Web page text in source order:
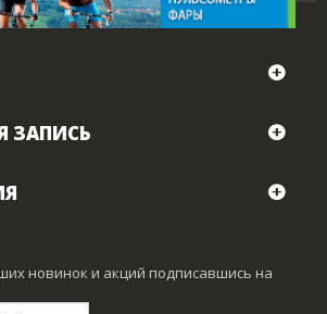
ЗАПИСЬ
новинок и акций подписавшись на